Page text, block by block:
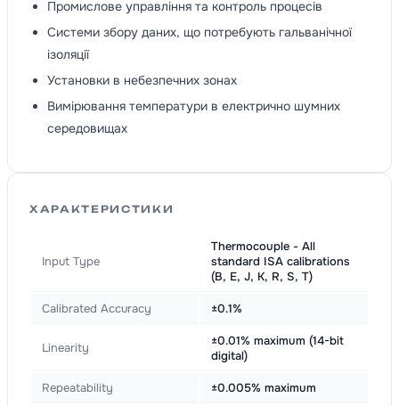
Промислове управління та контроль процесів
Системи збору даних, що потребують гальванічної
ізоляції
Установки в небезпечних зонах
Вимірювання температури в електрично шумних
середовищах
ХАРАКТЕРИСТИКИ
Input Type
Thermocouple - All
standard ISA calibrations
(B, E, J, K, R, S, T)
Calibrated Accuracy ±0.1%
Linearity
±0.01% maximum (14-bit
digital)
Repeatability ±0.005% maximum